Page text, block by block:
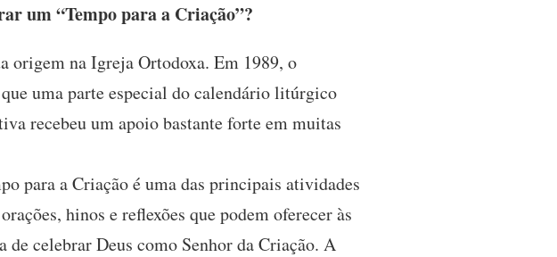
um “Tempo para a Criação”?
origem na Igreja Ortodoxa. Em 1989, o
uma parte especial do calendário litúrgico
recebeu um apoio bastante forte em muitas
para a Criação é uma das principais atividades
hinos e reflexões que podem oferecer às
de celebrar Deus como Senhor da Criação. A